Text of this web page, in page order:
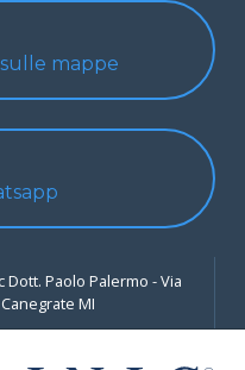
mappe
Paolo Palermo - Via
MI